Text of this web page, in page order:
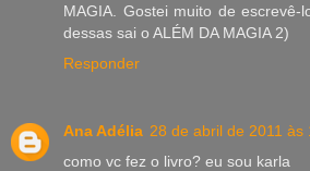
MAGIA. Gostei muito de escrevê-
dessas sai o ALÉM DA MAGIA 2)
Responder
Ana Adélia 28 de abril de 2011 às
como vc fez o livro? eu sou karla